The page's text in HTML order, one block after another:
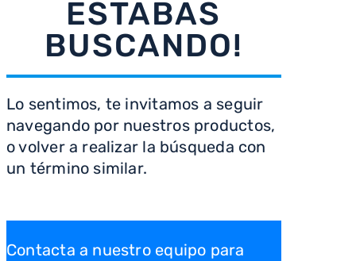
ESTABAS
BUSCANDO!
Lo sentimos, te invitamos a seguir
navegando por nuestros productos,
o volver a realizar la búsqueda con
un término similar.
Contacta a nuestro equipo para
8 .
9. freidora aire
10.